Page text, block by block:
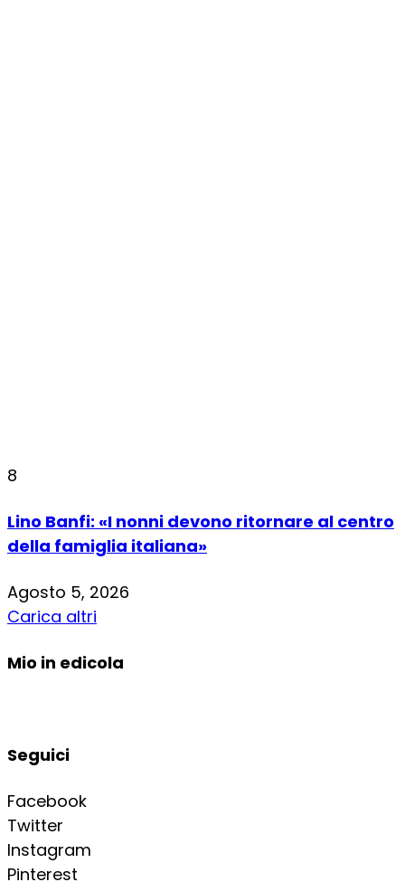
8
Lino Banfi: «I nonni devono ritornare al centro
della famiglia italiana»
Agosto 5, 2026
Carica altri
Mio in edicola
Seguici
Facebook
Twitter
Instagram
Pinterest